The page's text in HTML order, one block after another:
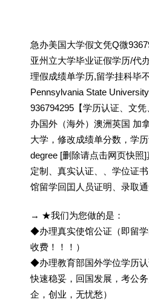
急办美国大学假文凭Q微
亚州立大学毕业证假学历/代
理假成绩单学历,留学挂科毕
Pennsylvania State
936794295【学历认证、文
办国外（海外）澳洲英国 加
大学，修改成绩单分数，学
degree [删除请点击网页快照
定制、真实认证、、学位证
馆留学回囯人员证明、录取
→ ★我们为您做的是：
◆办理真实使馆公证（即留
收费！！！）
◆办理教育部国外学位学历认
快速稳妥，回国发展，考公
企，创业，无忧愁）